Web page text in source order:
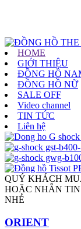
HOME
GIỚI THIỆU
ĐỒNG HỒ
ĐỒNG HỒ NỮ
SALE OFF
Video channel
TIN TỨC
Liên hệ
QUÝ KHÁCH
HOẶC NHẮN
NHÉ
ORIENT